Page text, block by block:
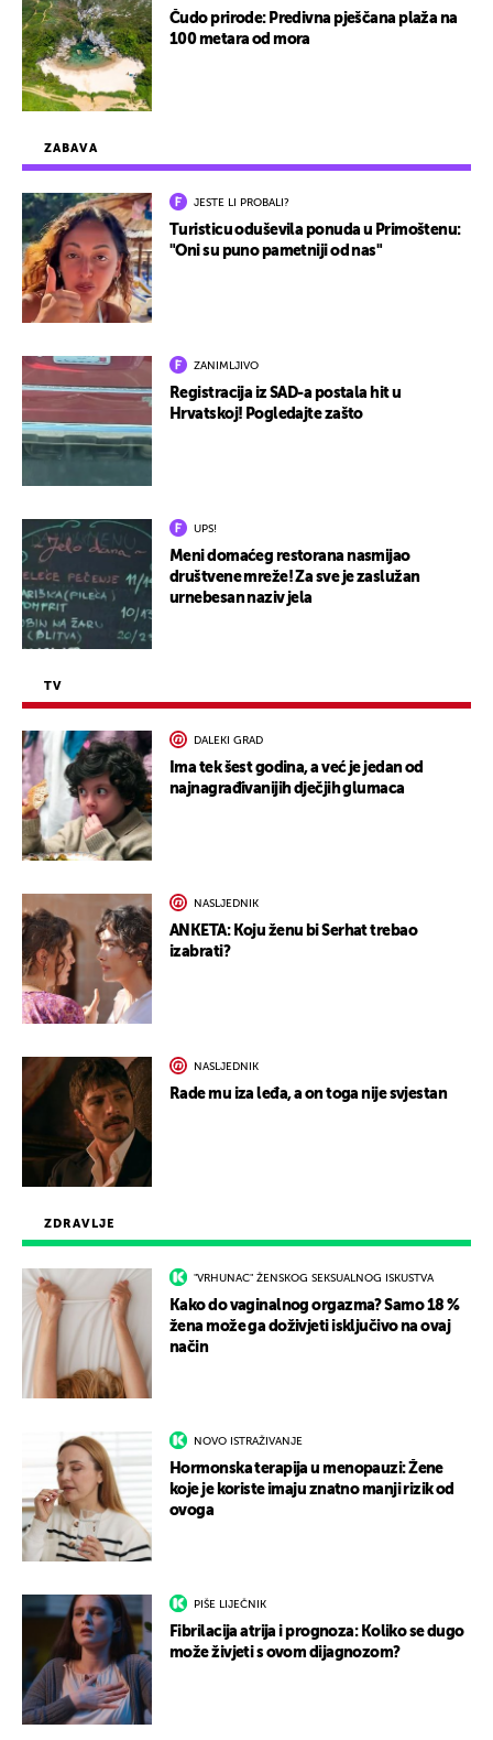
ZDRAVLJE
"VRHUNAC" ŽENSKOG SEKSUALNOG ISKUSTVA
Kako do vaginalnog orgazma? Samo 18 %
žena može ga doživjeti isključivo na ovaj
način
NOVO ISTRAŽIVANJE
Hormonska terapija u menopauzi: Žene
koje je koriste imaju znatno manji rizik od
ovoga
PIŠE LIJEČNIK
Fibrilacija atrija i prognoza: Koliko se dugo
može živjeti s ovom dijagnozom?
ZABAVA
JESTE LI PROBALI?
Turisticu oduševila ponuda u Primoštenu:
"Oni su puno pametniji od nas"
ZANIMLJIVO
Registracija iz SAD-a postala hit u
Hrvatskoj! Pogledajte zašto
UPS!
Meni domaćeg restorana nasmijao
društvene mreže! Za sve je zaslužan
urnebesan naziv jela
TV
DALEKI GRAD
Ima tek šest godina, a već je jedan od
najnagrađivanijih dječjih glumaca
NASLJEDNIK
ANKETA: Koju ženu bi Serhat trebao
izabrati?
NASLJEDNIK
Rade mu iza leđa, a on toga nije svjestan
Čudo prirode: Predivna pješčana plaža na
100 metara od mora